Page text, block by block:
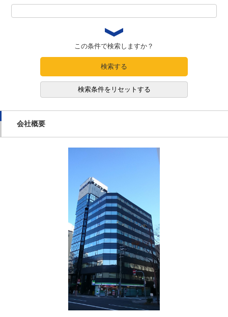
この条件で検索しますか？
検索する
検索条件をリセットする
会社概要